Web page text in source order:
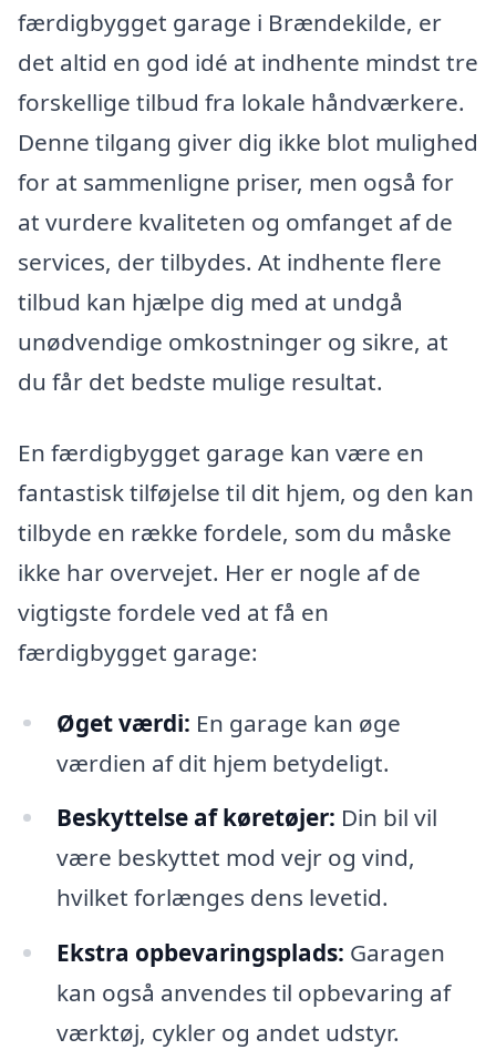
færdigbygget garage i Brændekilde, er
det altid en god idé at indhente mindst tre
forskellige tilbud fra lokale håndværkere.
Denne tilgang giver dig ikke blot mulighed
for at sammenligne priser, men også for
at vurdere kvaliteten og omfanget af de
services, der tilbydes. At indhente flere
tilbud kan hjælpe dig med at undgå
unødvendige omkostninger og sikre, at
du får det bedste mulige resultat.
En færdigbygget garage kan være en
fantastisk tilføjelse til dit hjem, og den kan
tilbyde en række fordele, som du måske
ikke har overvejet. Her er nogle af de
vigtigste fordele ved at få en
færdigbygget garage:
Øget værdi: En garage kan øge
værdien af dit hjem betydeligt.
Beskyttelse af køretøjer: Din bil vil
være beskyttet mod vejr og vind,
hvilket forlænges dens levetid.
Ekstra opbevaringsplads: Garagen
kan også anvendes til opbevaring af
værktøj, cykler og andet udstyr.